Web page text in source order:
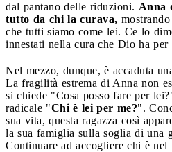
dal pantano delle riduzioni. Anna
tutto da chi la curava,
che tutti siamo come lei. Ce lo
innestati nella cura che Dio ha
Nel mezzo, dunque, è accaduta
La fragilità estrema di Anna non
si chiede "Cosa posso fare per
radicale "Chi è lei per me?".
sua vita, questa ragazza così
la sua famiglia sulla soglia di una
Continuare ad accogliere chi è nel